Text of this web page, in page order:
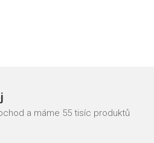
a máme 55 tisíc produktů